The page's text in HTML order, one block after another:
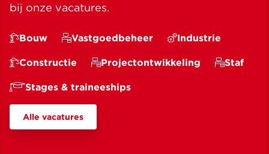
bij onze vacatures.
Bouw Vastgoedbeheer Industrie
Constructie Projectontwikkeling Staf
Stages & traineeships
Alle vacatures